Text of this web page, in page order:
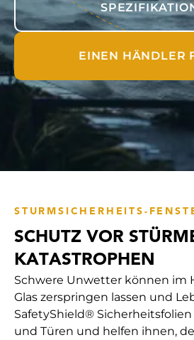
EINEN HÄNDLER
STURMSICHERHEITS-
SCHUTZ VOR
KATASTROPHEN
Schwere Unwetter können im
Glas zerspringen lassen und
SafetyShield®
und Türen und helfen ihnen,